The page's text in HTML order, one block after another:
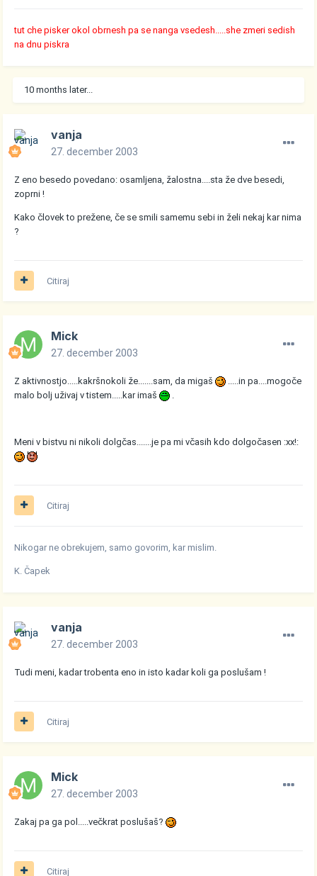
tut che pisker okol obrnesh pa se nanga vsedesh.....she zmeri sedish
na dnu piskra
10 months later...
vanja
27. december 2003
Z eno besedo povedano: osamljena, žalostna....sta že dve besedi,
zoprni !
Kako človek to prežene, če se smili samemu sebi in želi nekaj kar nima
?
Citiraj
Mick
27. december 2003
Z aktivnostjo.....kakršnokoli že.......sam, da migaš
.....in pa....mogoče
malo bolj uživaj v tistem.....kar imaš
Meni v bistvu ni nikoli dolgčas.......je pa mi včasih kdo dolgočasen :xx!:
Citiraj
Nikogar ne obrekujem, samo govorim, kar mislim.
K. Čapek
vanja
27. december 2003
Tudi meni, kadar trobenta eno in isto kadar koli ga poslušam !
Citiraj
Mick
27. december 2003
Zakaj pa ga pol.....večkrat poslušaš?
Citiraj